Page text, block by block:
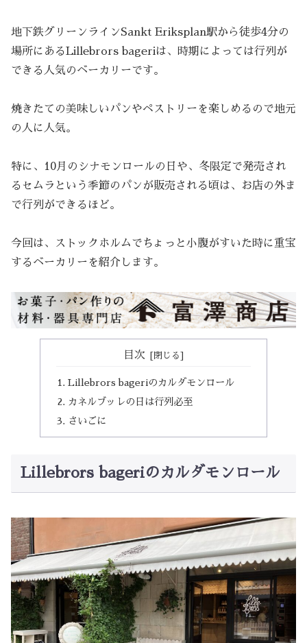
地下鉄グリーンラインSankt Eriksplan駅から徒歩4分の
場所にあるLillebrors bageriは、時期によっては行列が
できる人気のベーカリーです。
焼きたての美味しいパンやペストリーを楽しめるので地元
の人に人気。
特に、10月のシナモンロールの日や、冬限定で発売され
るセムラという季節のパンが販売される頃は、お店の外ま
で行列ができるほど。
今回は、ストックホルムでちょっと小腹がすいた時に重宝
するベーカリーを紹介します。
目次
Lillebrors bageriのカルダモンロール
カネルブッレの日は行列必至
さいごに
Lillebrors bageriのカルダモンロール